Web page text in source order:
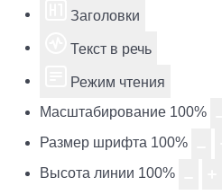
Заголовки
Текст в речь
Режим чтения
Масштабирование 100%
Размер шрифта 100%
Высота линии 100%